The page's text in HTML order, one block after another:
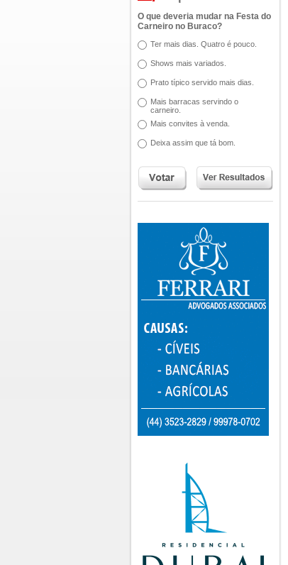
O que deveria mudar na Festa do
Carneiro no Buraco?
Ter mais dias. Quatro é pouco.
Shows mais variados.
Prato típico servido mais dias.
Mais barracas servindo o
carneiro.
Mais convites à venda.
Deixa assim que tá bom.